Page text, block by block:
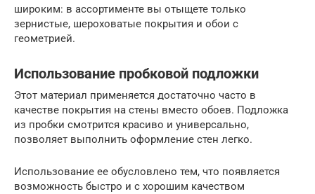
широким: в ассортименте вы отыщете только
зернистые, шероховатые покрытия и обои с
геометрией.
Использование пробковой подложки
Этот материал применяется достаточно часто в
качестве покрытия на стены вместо обоев. Подложка
из пробки смотрится красиво и универсально,
позволяет выполнить оформление стен легко.
Использование ее обусловлено тем, что появляется
возможность быстро и с хорошим качеством